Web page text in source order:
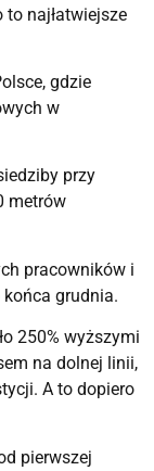
to najłatwiejsze
gdzie
w
przy
metrów
pracowników i
grudnia.
250% wyższymi
na dolnej linii,
A to dopiero
pierwszej